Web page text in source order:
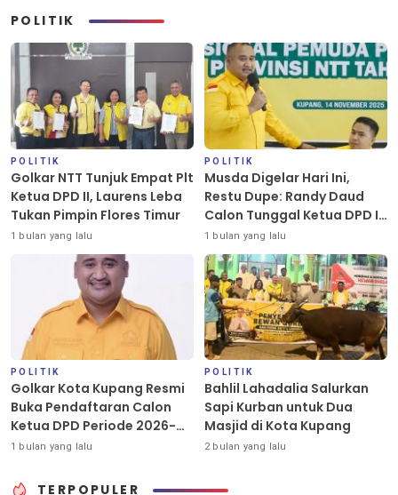
POLITIK
POLITIK
Golkar NTT Tunjuk Empat Plt
Ketua DPD II, Laurens Leba
Tukan Pimpin Flores Timur
1 bulan yang lalu
POLITIK
Musda Digelar Hari Ini,
Restu Dupe: Randy Daud
Calon Tunggal Ketua DPD II
Golkar Kota Kupang
1 bulan yang lalu
POLITIK
Golkar Kota Kupang Resmi
Buka Pendaftaran Calon
Ketua DPD Periode 2026-
2031
1 bulan yang lalu
POLITIK
Bahlil Lahadalia Salurkan
Sapi Kurban untuk Dua
Masjid di Kota Kupang
2 bulan yang lalu
TERPOPULER